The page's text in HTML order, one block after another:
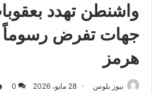
واشنطن تهدد
جهات تفرض
هرمز
نيوز بلوس 28 مايو، 2026 0